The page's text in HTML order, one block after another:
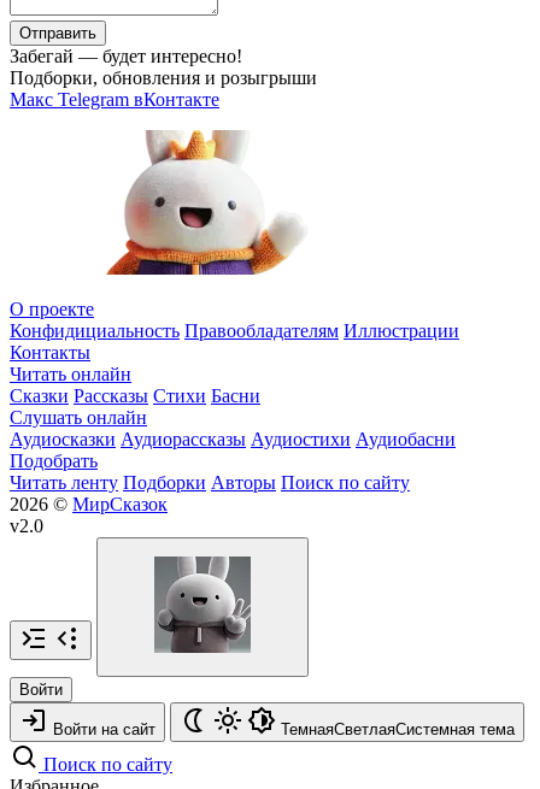
Отправить
Забегай — будет интересно!
Подборки, обновления и розыгрыши
Макс Telegram вКонтакте
О проекте
Конфидициальность Правообладателям Иллюстрации
Контакты
Читать онлайн
Сказки Рассказы Стихи Басни
Слушать онлайн
Аудиосказки Аудиорассказы Аудиостихи Аудиобасни
Подобрать
Читать ленту Подборки Авторы Поиск по сайту
2026 © МирСказок
v2.0
Войти
Войти на сайт ТемнаяСветлаяСистемная тема
Поиск по сайту